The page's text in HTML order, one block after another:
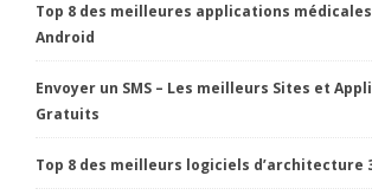
Top 8 des meilleures applications
Android
Envoyer un SMS – Les meilleurs Sites et
Gratuits
Top 8 des meilleurs logiciels d’architecture